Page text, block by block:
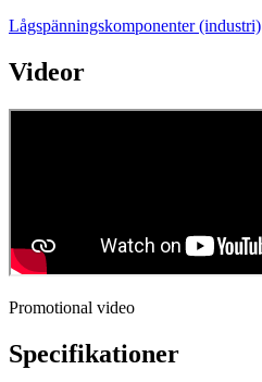
Lågspänningskomponenter (industri)
Videor
Promotional video
Specifikationer